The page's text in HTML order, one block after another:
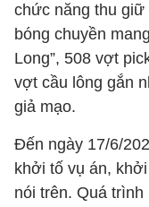
chức năng thu giữ
bóng chuyền
Long”, 508 vợt
vợt cầu lông gắn
giả mạo.
Đến ngày 17/6/
khởi tố vụ án,
nói trên. Quá